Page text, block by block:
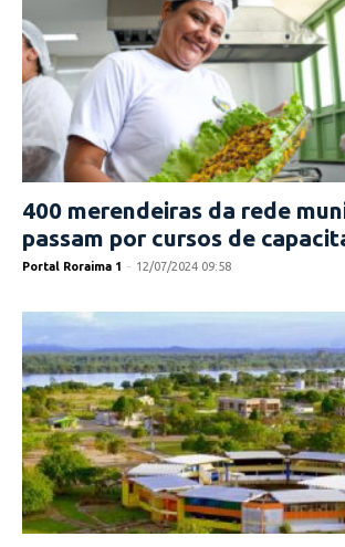
400 merendeiras da rede
passam por cursos de
Portal Roraima 1 - 12/07/2024 09:58